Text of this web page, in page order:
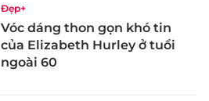
Đẹp+
Vóc dáng thon gọn khó tin
của Elizabeth Hurley ở tuổi
ngoài 60